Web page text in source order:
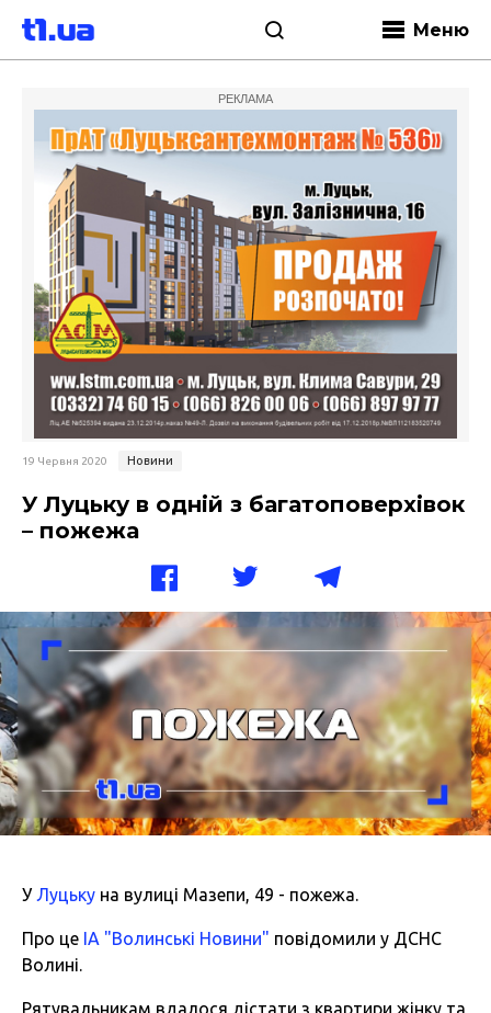
Меню
РЕКЛАМА
19 Червня 2020 Новини
У Луцьку в одній з багатоповерхівок
– пожежа
УЛуцьку на вулиці Мазепи, 49 - пожежа.
Про це ІА "Волинські Новини" повідомили у ДСНС
Волині.
Рятувальникам вдалося дістати з квартири жінку та